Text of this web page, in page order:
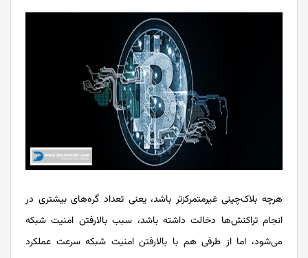
هرچه بلاک‌چینی غیرمتمرکزتر باشد، یعنی تعداد گره‌های بیشتری در
انجام تراکنش‌ها دخالت داشته باشد، سبب بالارفتن امنیت شبکه
می‌شود، اما از طرفی هم با بالارفتن امنیت شبکه سرعت عملکرد